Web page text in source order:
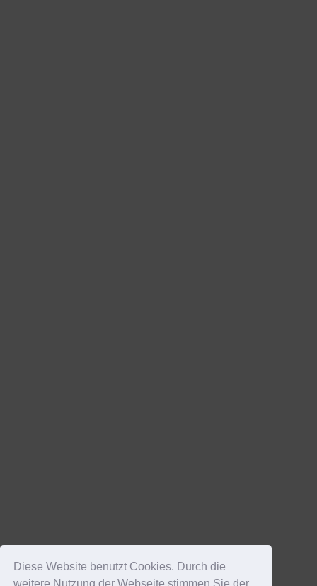
Diese Website benutzt Cookies. Durch die
weitere Nutzung der Webseite stimmen Sie der